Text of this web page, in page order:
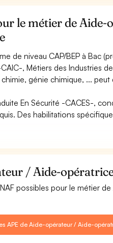
le métier de Aide-
de niveau CAP/BEP à Bac
, Métiers des Industries
génie chimique, ...
En Sécurité -CACES-,
Des habilitations
/ Aide-
possibles pour le métier
APE de Aide-opérateur / Aide-